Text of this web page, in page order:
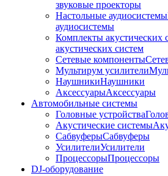
звуковые проекторы
Настольные аудиосистемы
аудиосистемы
Комплекты акустических
акустических систем
Сетевые компоненты
Мультирум усилители
НаушникиНаушники
АксессуарыАксессуары
Автомобильные системы
Головные устройства
Акустические системы
СабвуферыСабвуферы
УсилителиУсилители
ПроцессорыПроцессоры
DJ-оборудование